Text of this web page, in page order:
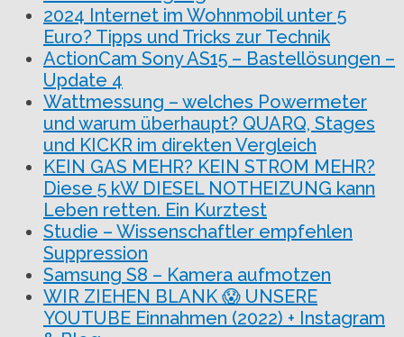
2024 Internet im Wohnmobil unter 5
Euro? Tipps und Tricks zur Technik
ActionCam Sony AS15 – Bastellösungen –
Update 4
Wattmessung – welches Powermeter
und warum überhaupt? QUARQ, Stages
und KICKR im direkten Vergleich
KEIN GAS MEHR? KEIN STROM MEHR?
Diese 5 kW DIESEL NOTHEIZUNG kann
Leben retten. Ein Kurztest
Studie – Wissenschaftler empfehlen
Suppression
Samsung S8 – Kamera aufmotzen
WIR ZIEHEN BLANK 😱 UNSERE
YOUTUBE Einnahmen (2022) + Instagram